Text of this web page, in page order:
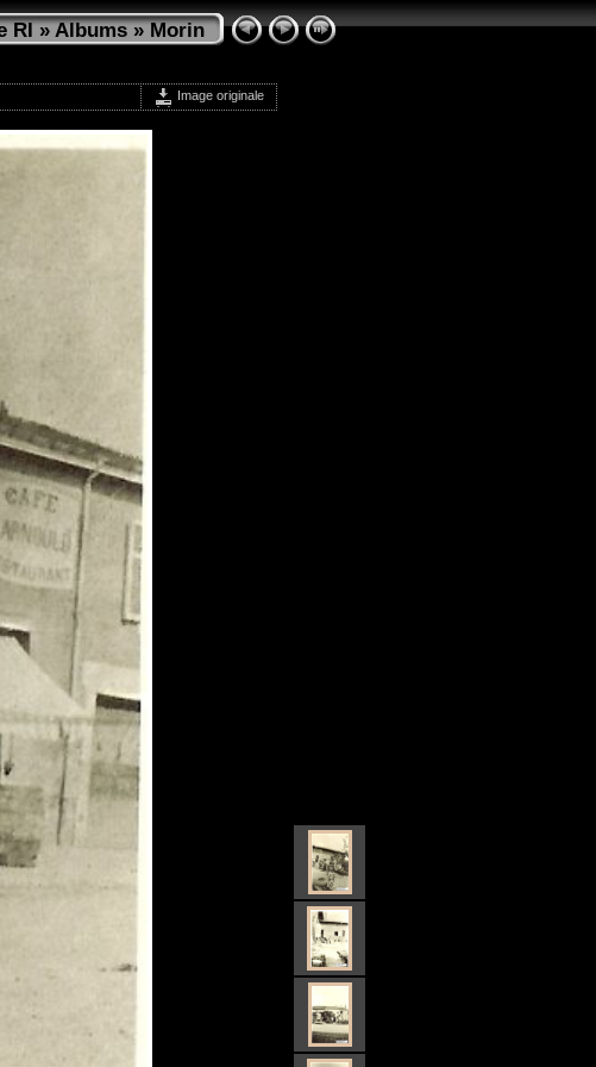
RI»Albums»Morin
Image originale